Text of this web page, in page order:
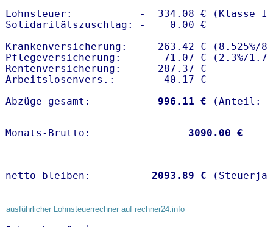
Lohnsteuer:           -  334.08 € (Klasse I)
Solidaritätszuschlag: -    0.00 €
Krankenversicherung:  -  263.42 € (8.525%/
Pflegeversicherung:   -   71.07 € (2.3%/
Rentenversicherung:   -  287.37 €
Arbeitslosenvers.:    -   40.17 €
Abzüge gesamt:        -
  996.11 €
Monats-Brutto: 3090.00 €
netto bleiben: 2093.89 €
ausführlicher Lohnsteuerrechner auf rechner24.info